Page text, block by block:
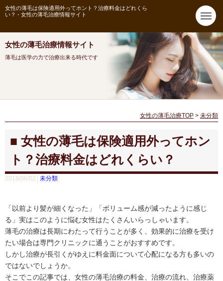
女性の薄毛は保険適用外ってホント？治療料金はどれくら
い？ - 女性の薄毛治療情報サイト
女性の薄毛治療情報サイト
薄毛は医学の力で治療出来る時代です
女性の薄毛治療TOP > 未分類
女性の薄毛は保険適用外ってホン
ト？治療料金はどれくらい？
2019/06/02│ 未分類
「以前より髪が細くなった」「ボリューム感が減ったように感じ
る」実はこのように悩む女性はたくさんいらっしゃいます。
薄毛の治療は長期にわたって行うことが多く、効果的に治療を受け
たい場合は専門クリニックに通うことがおすすめです。
しかし治療が長引くがゆえに料金面について心配になる方も多いの
ではないでしょうか。
そこでこの記事では、女性の薄毛治療の料金、治療の流れ、治療薬